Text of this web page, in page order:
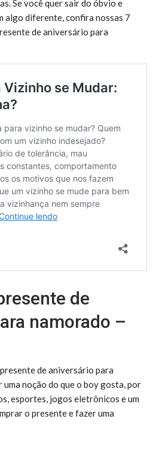
Se você quer sair do óbvio e
algo diferente, confira nossas 7
de aniversário para
de
namorado –
de aniversário para
noção do que o boy gosta, por
esportes, jogos eletrônicos e um
o presente e fazer uma